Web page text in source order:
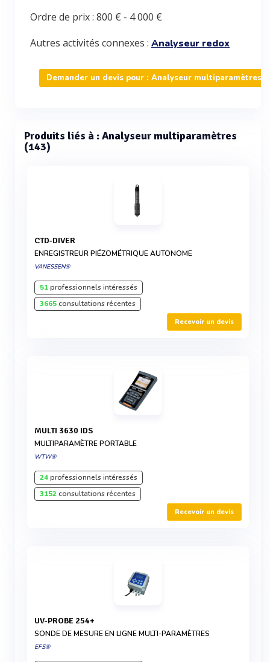
Ordre de prix : 800 € - 4 000 €
Autres activités connexes : Analyseur redox
Demander un devis pour : Analyseur multiparamètres
Produits liés à : Analyseur multiparamètres
(143)
CTD-DIVER
ENREGISTREUR PIÉZOMÉTRIQUE AUTONOME
VANESSEN®
51professionnels intéressés
3665consultations récentes
Recevoir un devis
MULTI 3630 IDS
MULTIPARAMÈTRE PORTABLE
WTW®
24professionnels intéressés
3152consultations récentes
Recevoir un devis
UV-PROBE 254+
SONDE DE MESURE EN LIGNE MULTI-PARAMÈTRES
EFS®